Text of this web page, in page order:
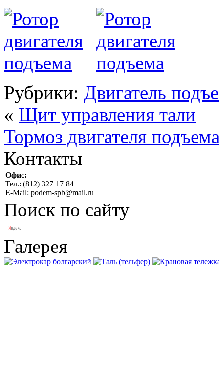
Рубрики: Двигатель
« Щит управления тали
Тормоз двигателя подъема
Контакты
Офис:
Тел.: (812) 327-17-84
E-Mail: podem-spb@mail.ru
Поиск по сайту
Галерея